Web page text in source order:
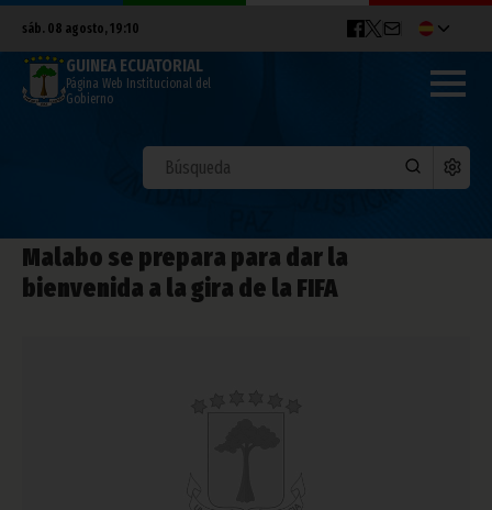
sáb. 08 agosto, 19:10
GUINEA ECUATORIAL
Página Web Institucional del
Gobierno
Malabo se prepara para dar la
bienvenida a la gira de la FIFA